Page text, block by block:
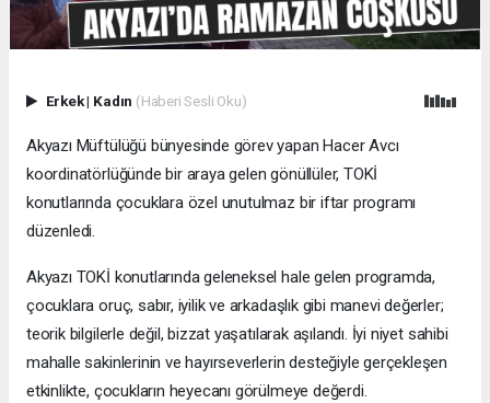
Erkek| Kadın (Haberi Sesli Oku)
Akyazı Müftülüğü bünyesinde görev yapan Hacer Avcı
koordinatörlüğünde bir araya gelen gönüllüler, TOKİ
konutlarında çocuklara özel unutulmaz bir iftar programı
düzenledi.
​Akyazı TOKİ konutlarında geleneksel hale gelen programda,
çocuklara oruç, sabır, iyilik ve arkadaşlık gibi manevi değerler;
teorik bilgilerle değil, bizzat yaşatılarak aşılandı. İyi niyet sahibi
mahalle sakinlerinin ve hayırseverlerin desteğiyle gerçekleşen
etkinlikte, çocukların heyecanı görülmeye değerdi.